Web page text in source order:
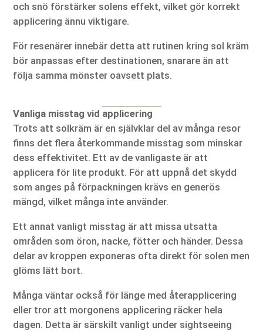
och snö förstärker solens effekt, vilket gör korrekt
applicering ännu viktigare.
För resenärer innebär detta att rutinen kring sol kräm
bör anpassas efter destinationen, snarare än att
följa samma mönster oavsett plats.
Vanliga misstag vid applicering
Trots att solkräm är en självklar del av många resor
finns det flera återkommande misstag som minskar
dess effektivitet. Ett av de vanligaste är att
applicera för lite produkt. För att uppnå det skydd
som anges på förpackningen krävs en generös
mängd, vilket många inte använder.
Ett annat vanligt misstag är att missa utsatta
områden som öron, nacke, fötter och händer. Dessa
delar av kroppen exponeras ofta direkt för solen men
glöms lätt bort.
Många väntar också för länge med återapplicering
eller tror att morgonens applicering räcker hela
dagen. Detta är särskilt vanligt under sightseeing